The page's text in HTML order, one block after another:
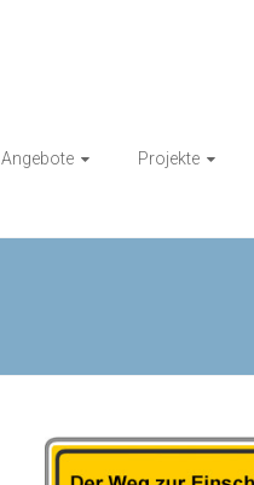
Angebote Projekte